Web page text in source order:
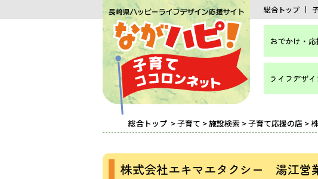
総合トップ
おでかけ・
ライフデザイ
総合トップ >子育て >施設検索 >子育て応援の店 >
株式会社エキマエタクシー 湯江営